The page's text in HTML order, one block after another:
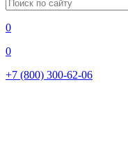
0
0
+7 (800) 300-62-06